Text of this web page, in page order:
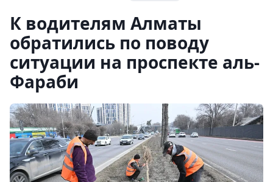
К водителям Алматы
обратились по поводу
ситуации на проспекте аль-
Фараби